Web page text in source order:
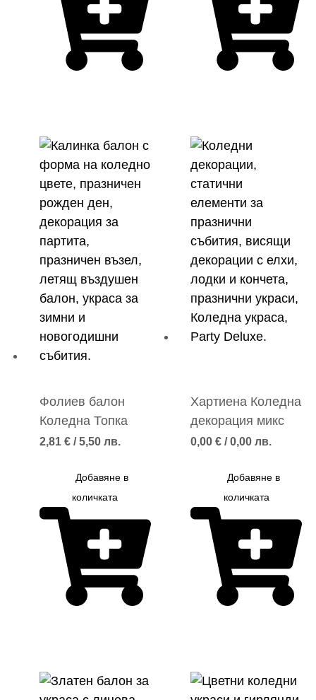
Коледна Топка
2,81€/ 5,50 лв.
количката
декорация микс
0,00€/ 0,00 лв.
количката